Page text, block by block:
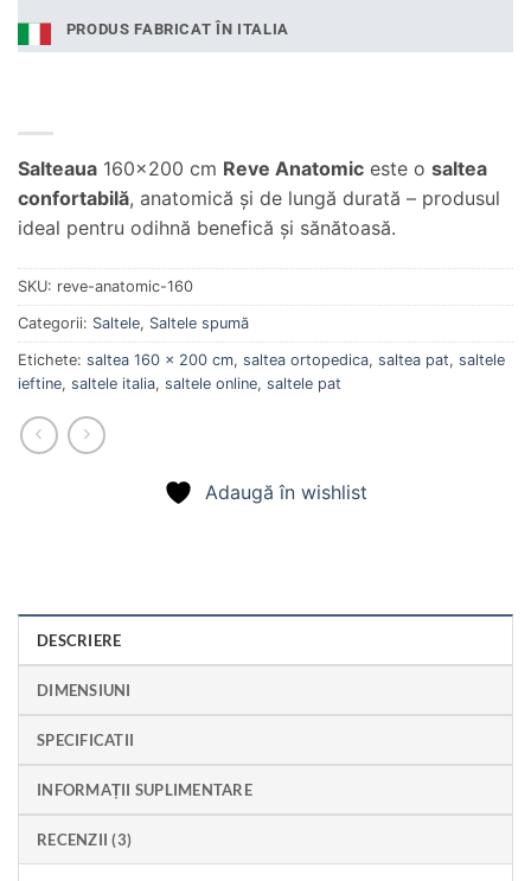
PRODUS FABRICAT ÎN ITALIA
Salteaua 160×200 cm Reve Anatomic este o saltea
confortabilă, anatomică şi de lungă durată – produsul
ideal pentru odihnă benefică şi sănătoasă.
SKU: reve-anatomic-160
Categorii: Saltele, Saltele spumă
Etichete: saltea 160 x 200 cm, saltea ortopedica, saltea pat, saltele
ieftine, saltele italia, saltele online, saltele pat
Adaugă în wishlist
DESCRIERE
DIMENSIUNI
SPECIFICATII
INFORMAȚII SUPLIMENTARE
RECENZII (3)